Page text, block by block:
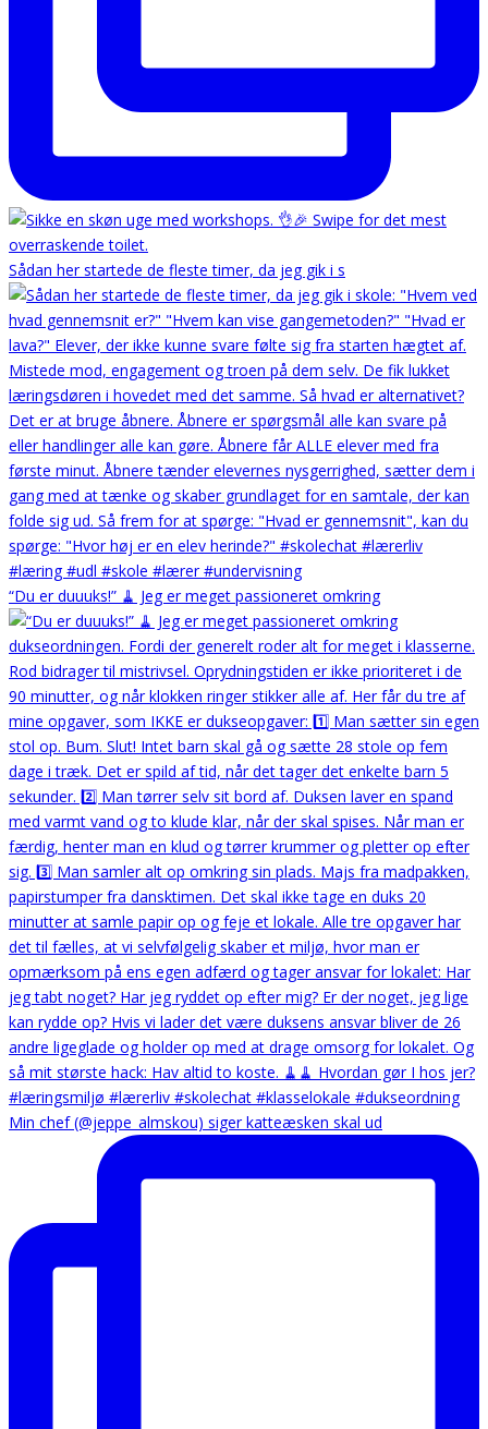
Sådan her startede de fleste timer, da jeg gik i s
“Du er duuuks!” 🧹 Jeg er meget passioneret omkring
Min chef (@jeppe_almskou) siger katteæsken skal ud